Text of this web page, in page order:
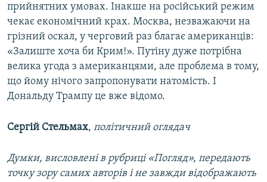
прийнятних умовах. Інакше на російський режим
чекає економічний крах. Москва, незважаючи на
грізний оскал, у черговий раз благає американців:
«Залиште хоча би Крим!». Путіну дуже потрібна
велика угода з американцями, але проблема в тому,
що йому нічого запропонувати натомість. І
Дональду Трампу це вже відомо.
Сергій Стельмах, політичний оглядач
Думки, висловлені в рубриці «Погляд», передають
точку зору самих авторів і не завжди відображають